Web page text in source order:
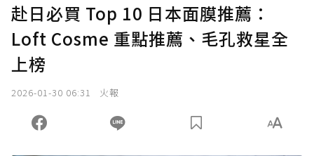
赴日必買 Top 10 日本面膜推薦：
Loft Cosme 重點推薦、毛孔救星全
上榜
2026-01-30 06:31 火報